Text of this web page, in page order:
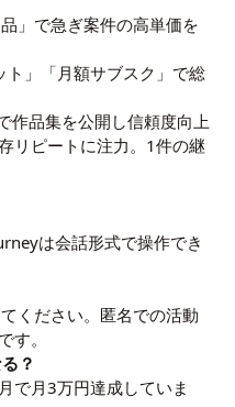
」で急ぎ案件の高単価を
ト」「月額サブスク」で総
作品集を公開し信頼度向上
リピートに注力。1件の継
は会話形式で操作でき
ください。匿名での活動
す。
？
で月3万円達成していま